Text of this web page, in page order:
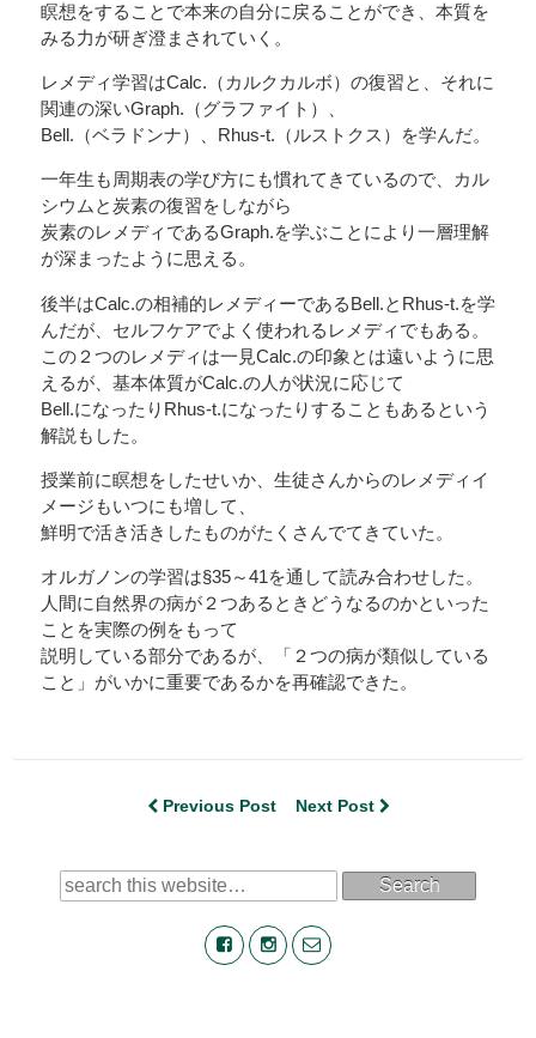
瞑想をすることで本来の自分に戻ることができ、本質を
みる力が研ぎ澄まされていく。
レメディ学習はCalc.（カルクカルボ）の復習と、それに
関連の深いGraph.（グラファイト）、
Bell.（ベラドンナ）、Rhus-t.（ルストクス）を学んだ。
一年生も周期表の学び方にも慣れてきているので、カル
シウムと炭素の復習をしながら
炭素のレメディであるGraph.を学ぶことにより一層理解
が深まったように思える。
後半はCalc.の相補的レメディーであるBell.とRhus-t.を学
んだが、セルフケアでよく使われるレメディでもある。
この２つのレメディは一見Calc.の印象とは遠いように思
えるが、基本体質がCalc.の人が状況に応じて
Bell.になったりRhus-t.になったりすることもあるという
解説もした。
授業前に瞑想をしたせいか、生徒さんからのレメディイ
メージもいつにも増して、
鮮明で活き活きしたものがたくさんでてきていた。
オルガノンの学習は§35～41を通して読み合わせした。
人間に自然界の病が２つあるときどうなるのかといった
ことを実際の例をもって
説明している部分であるが、「２つの病が類似している
こと」がいかに重要であるかを再確認できた。
Previous Post Next Post
Search